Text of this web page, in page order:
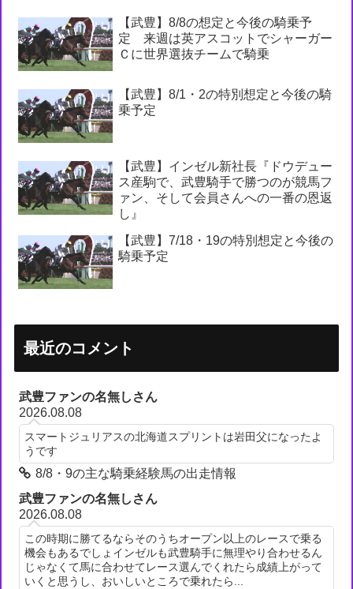
【武豊】8/8の想定と今後の騎乗予
定 来週は英アスコットでシャーガー
Ｃに世界選抜チームで騎乗
【武豊】8/1・2の特別想定と今後の騎
乗予定
【武豊】インゼル新社長『ドウデュー
ス産駒で、武豊騎手で勝つのが競馬フ
ァン、そして会員さんへの一番の恩返
し』
【武豊】7/18・19の特別想定と今後の
騎乗予定
最近のコメント
武豊ファンの名無しさん
2026.08.08
スマートジュリアスの北海道スプリントは岩田父になったよ
うです
8/8・9の主な騎乗経験馬の出走情報
武豊ファンの名無しさん
2026.08.08
この時期に勝てるならそのうちオープン以上のレースで乗る
機会もあるでしょインゼルも武豊騎手に無理やり合わせるん
じゃなくて馬に合わせてレース選んでくれたら成績上がって
いくと思うし、おいしいところで乗れたら...